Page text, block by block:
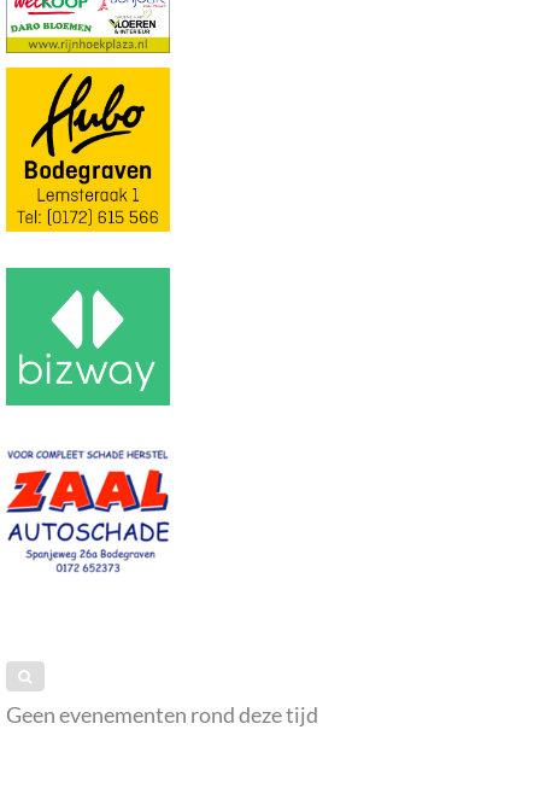
Geen evenementen rond deze tijd